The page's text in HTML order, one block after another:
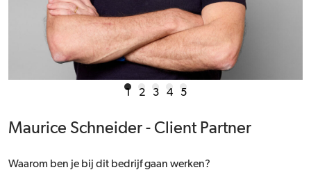
1 2 3 4 5
Maurice Schneider - Client Partner
Waarom ben je bij dit bedrijf gaan werken?